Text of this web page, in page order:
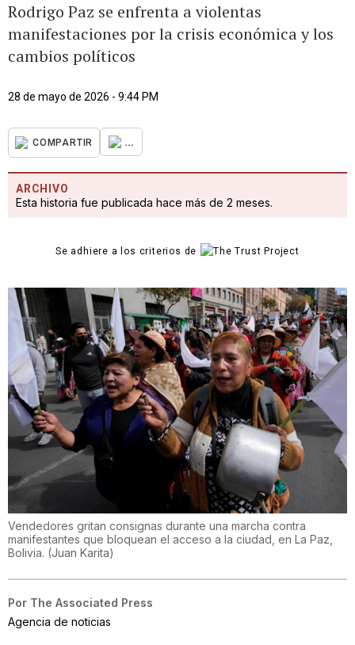
Rodrigo Paz se enfrenta a violentas
manifestaciones por la crisis económica y los
cambios políticos
28 de mayo de 2026 - 9:44 PM
COMPARTIR ...
ARCHIVO
Esta historia fue publicada hace más de 2 meses.
Se adhiere a los criterios de
Vendedores gritan consignas durante una marcha contra
manifestantes que bloquean el acceso a la ciudad, en La Paz,
Bolivia. (Juan Karita)
Por The Associated Press
Agencia de noticias